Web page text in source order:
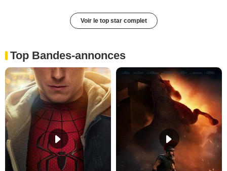
Voir le top star complet
Top Bandes-annonces